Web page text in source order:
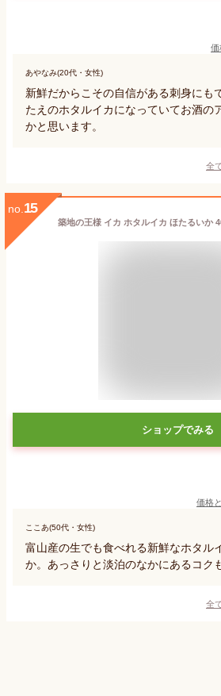
価
あやなみ(20代・女性)
新鮮だからこその自信がある刺身にも
たえのホタルイカになっていてお酒の
かと思います。
全
no. 15
ショップでみる
価格
ここあ(50代・女性)
富山産の生でも食べれる新鮮なホタル
か。あっさりと淡泊のなかにあるコク
全